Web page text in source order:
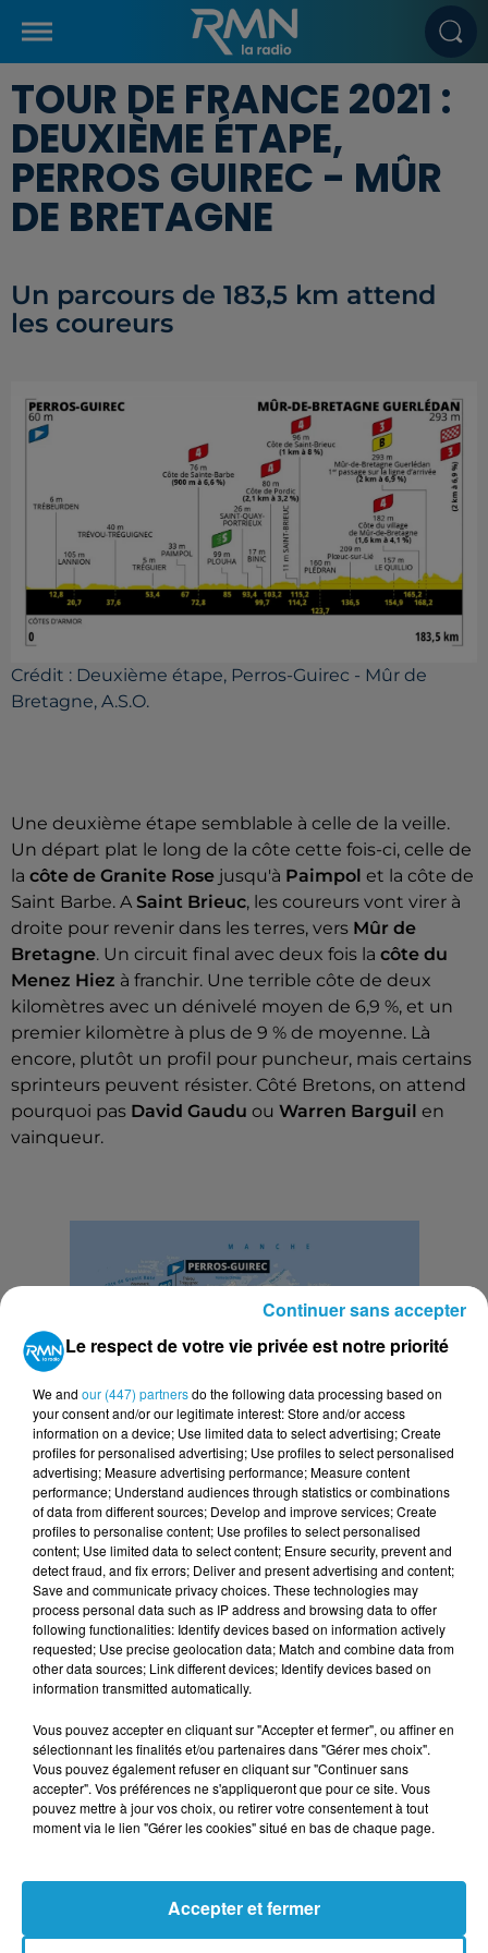
TOUR DE FRANCE 2021 :
DEUXIÈME ÉTAPE,
PERROS GUIREC - MÛR
DE BRETAGNE
Un parcours de 183,5 km attend
les coureurs
Crédit : Deuxième étape, Perros-Guirec - Mûr de
Bretagne, A.S.O.
Une deuxième étape semblable à celle de la veille.
Un départ plat le long de la côte cette fois-ci, celle de
la côte de Granite Rose jusqu'à Paimpol et la côte de
Saint Barbe. ASaint Brieuc, les coureurs vont virer à
droite pour revenir dans les terres, vers Mûr de
Bretagne. Un circuit final avec deux fois la côte du
Menez Hiez à franchir. Une terrible côte de deux
kilomètres avec un dénivelé moyen de 6,9 %, et un
premier kilomètre à plus de 9 % de moyenne. Là
encore, plutôt un profil pour puncheur, mais certains
sprinteurs peuvent résister. Côté Bretons, on attend
pourquoi pas David Gaudu ou Warren Barguil en
vainqueur.
Crédit :Carte deuxième étape, A.S.O.
Les favoris :Julian Alaphilippe(Deceuninck - Quick
Step),Marc Hirschi( UAE Team Emirates),Wout Van
- Fenix),
Les outsiders :
Le respect de votre vie privée est notre priorité
We and our (447) partnersdo the following data processing based on
your consent and/or our legitimate interest: Store and/or access
information on a device; Use limited data to select advertising; Create
profiles for personalised advertising; Use profiles to select personalised
advertising; Measure advertising performance; Measure content
performance; Understand audiences through statistics or combinations
of data from different sources; Develop and improve services; Create
profiles to personalise content; Use profiles to select personalised
content; Use limited data to select content; Ensure security, prevent and
detect fraud, and fix errors; Deliver and present advertising and content;
Save and communicate privacy choices. These technologies may
process personal data such as IP address and browsing data to offer
following functionalities: Identify devices based on information actively
requested; Use precise geolocation data; Match and combine data from
other data sources; Link different devices; Identify devices based on
information transmitted automatically.
Vous pouvez accepter en cliquant sur "Accepter et fermer", ou affiner en
sélectionnant les finalités et/ou partenaires dans "Gérer mes choix".
Vous pouvez également refuser en cliquant sur "Continuer sans
accepter". Vos préférences ne s'appliqueront que pour ce site. Vous
pouvez mettre à jour vos choix, ou retirer votre consentement à tout
moment via le lien "Gérer les cookies" situé en bas de chaque page.
Accepter et fermer
Continuer sans accepter